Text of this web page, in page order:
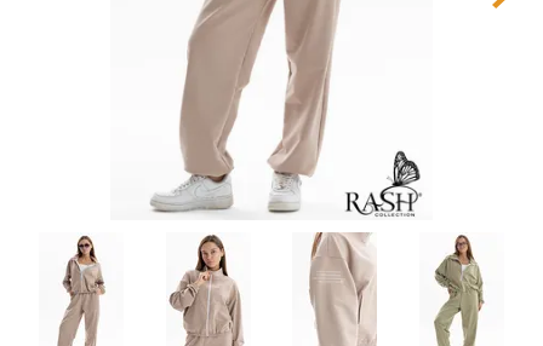
Предпросмотр
фотографий